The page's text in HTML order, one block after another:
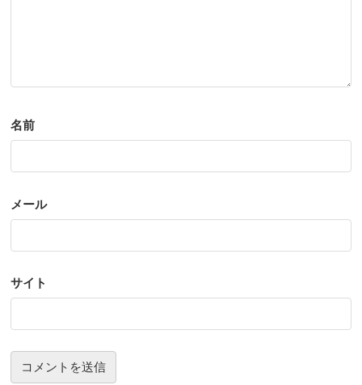
名前
メール
サイト